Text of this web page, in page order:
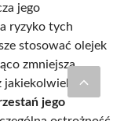
jego
ryzyko tych
stosować olejek
zmniejsza
jego